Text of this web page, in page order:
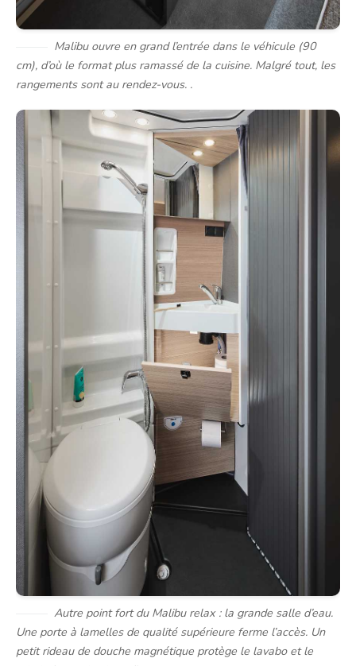
Malibu ouvre en grand l’entrée dans le véhicule (90
cm), d’où le format plus ramassé de la cuisine. Malgré tout, les
rangements sont au rendez-vous. .
Autre point fort du Malibu relax : la grande salle d’eau.
Une porte à lamelles de qualité supérieure ferme l’accès. Un
petit rideau de douche magnétique protège le lavabo et le